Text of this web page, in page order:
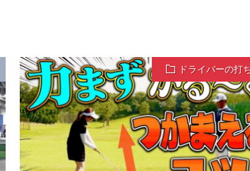
ドライバーの打